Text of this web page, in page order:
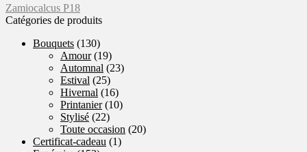
Navigation
de
l'article
Article
précédent :
Zamiocalcus P18
Catégories de produits
Bouquets (130)
Amour (19)
Automnal (23)
Estival (25)
Hivernal (16)
Printanier (10)
Stylisé (22)
Toute occasion (20)
Certificat-cadeau (1)